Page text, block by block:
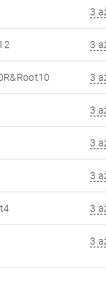
3
3
3
3
3
3
3
3